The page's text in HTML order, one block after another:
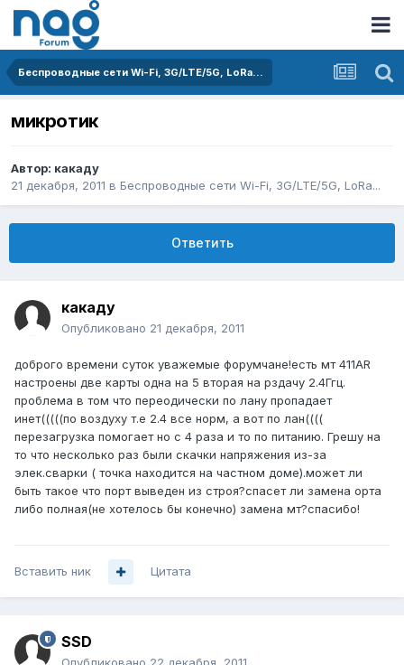
Беспроводные сети Wi-Fi, 3G/LTE/5G, LoRa...
микротик
Автор: какаду
21 декабря, 2011 в Беспроводные сети Wi-Fi, 3G/LTE/5G, LoRa...
Ответить
какаду
Опубликовано 21 декабря, 2011
доброго времени суток уважемые форумчане!есть мт 411AR
настроены две карты одна на 5 вторая на рздачу 2.4Ггц.
проблема в том что переодически по лану пропадает
инет(((((по воздуху т.е 2.4 все норм, а вот по лан((((
перезагрузка помогает но с 4 раза и то по питанию. Грешу на
то что несколько раз были скачки напряжения из-за
элек.сварки ( точка находится на частном доме).может ли
быть такое что порт выведен из строя?спасет ли замена орта
либо полная(не хотелось бы конечно) замена мт?спасибо!
Вставить ник Цитата
SSD